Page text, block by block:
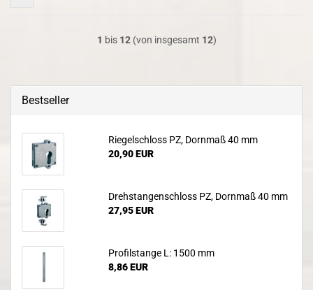
1 bis 12(von insgesamt 12)
Bestseller
Riegelschloss PZ, Dornmaß 40 mm
20,90 EUR
Drehstangenschloss PZ, Dornmaß 40 mm
27,95 EUR
Profilstange L: 1500 mm
8,86 EUR